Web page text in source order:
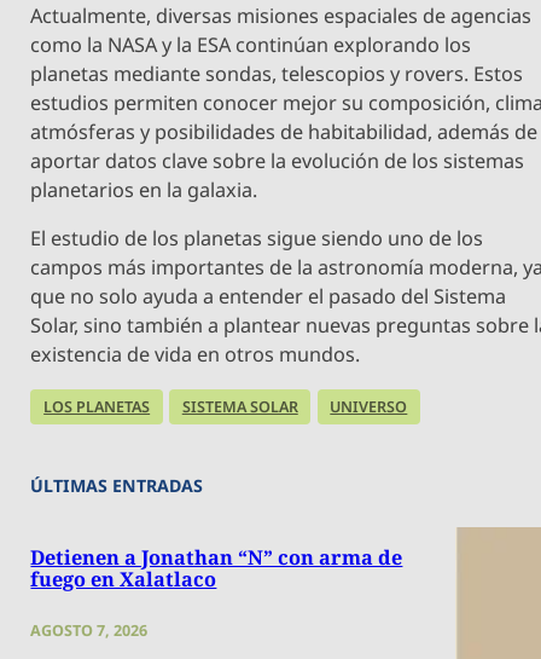
Actualmente, diversas misiones espaciales de agencias
como la NASA y la ESA continúan explorando los
planetas mediante sondas, telescopios y rovers. Estos
estudios permiten conocer mejor su composición,
atmósferas y posibilidades de habitabilidad, además de
aportar datos clave sobre la evolución de los sistemas
planetarios en la galaxia.
El estudio de los planetas sigue siendo uno de los
campos más importantes de la astronomía moderna,
que no solo ayuda a entender el pasado del Sistema
Solar, sino también a plantear nuevas preguntas sobre
existencia de vida en otros mundos.
LOS PLANETAS SISTEMA SOLAR UNIVERSO
ÚLTIMAS ENTRADAS
Detienen a Jonathan “N” con arma de
fuego en Xalatlaco
AGOSTO 7, 2026